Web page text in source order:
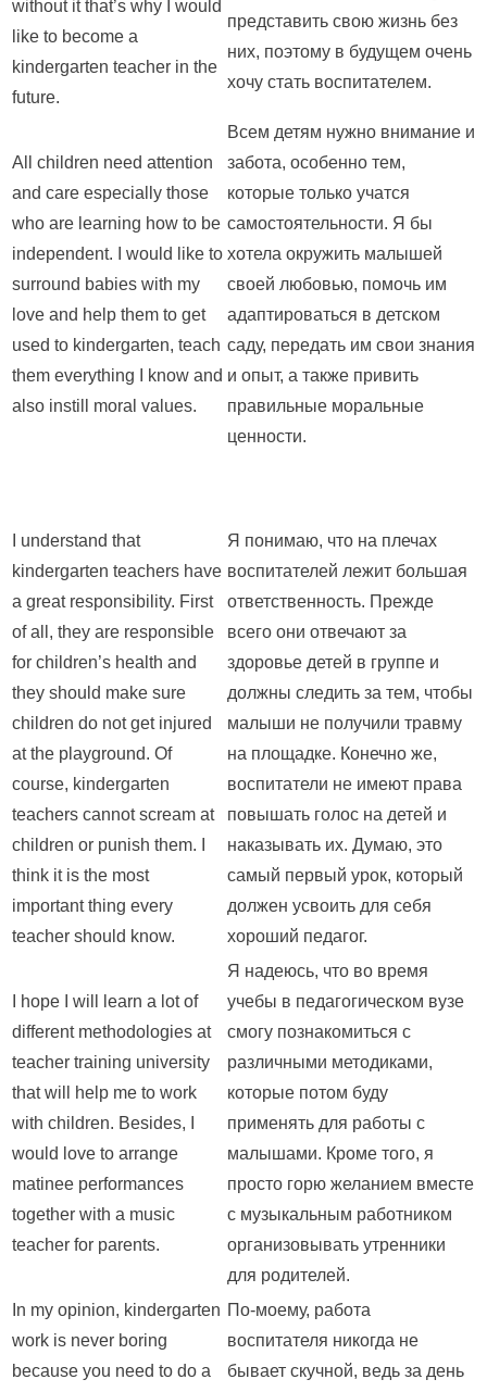
without it that’s why I would
like to become a
kindergarten teacher in the
future.
представить свою жизнь без
них, поэтому в будущем очень
хочу стать воспитателем.
All children need attention
and care especially those
who are learning how to be
independent. I would like to
surround babies with my
love and help them to get
used to kindergarten, teach
them everything I know and
also instill moral values.
Всем детям нужно внимание и
забота, особенно тем,
которые только учатся
самостоятельности. Я бы
хотела окружить малышей
своей любовью, помочь им
адаптироваться в детском
саду, передать им свои знания
и опыт, а также привить
правильные моральные
ценности.
I understand that
kindergarten teachers have
a great responsibility. First
of all, they are responsible
for children’s health and
they should make sure
children do not get injured
at the playground. Of
course, kindergarten
teachers cannot scream at
children or punish them. I
think it is the most
important thing every
teacher should know.
Я понимаю, что на плечах
воспитателей лежит большая
ответственность. Прежде
всего они отвечают за
здоровье детей в группе и
должны следить за тем, чтобы
малыши не получили травму
на площадке. Конечно же,
воспитатели не имеют права
повышать голос на детей и
наказывать их. Думаю, это
самый первый урок, который
должен усвоить для себя
хороший педагог.
I hope I will learn a lot of
different methodologies at
teacher training university
that will help me to work
with children. Besides, I
would love to arrange
matinee performances
together with a music
teacher for parents.
Я надеюсь, что во время
учебы в педагогическом вузе
смогу познакомиться с
различными методиками,
которые потом буду
применять для работы с
малышами. Кроме того, я
просто горю желанием вместе
с музыкальным работником
организовывать утренники
для родителей.
In my opinion, kindergarten
work is never boring
because you need to do a
По-моему, работа
воспитателя никогда не
бывает скучной, ведь за день